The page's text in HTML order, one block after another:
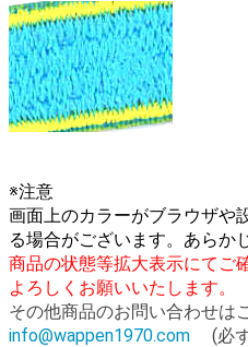
※注意
画面上のカラーがブラウザや
る場合がございます。あらか
商品の状態等拡大表示にてご
よろしくお願いいたします。
その他商品のお問い合わせ
info@wappen1970.com (必ず